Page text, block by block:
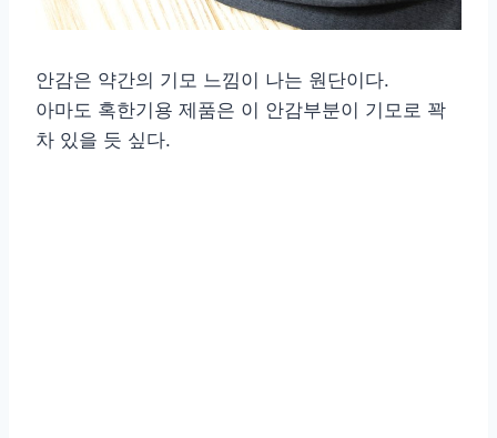
안감은 약간의 기모 느낌이 나는 원단이다.
아마도 혹한기용 제품은 이 안감부분이 기모로 꽉
차 있을 듯 싶다.